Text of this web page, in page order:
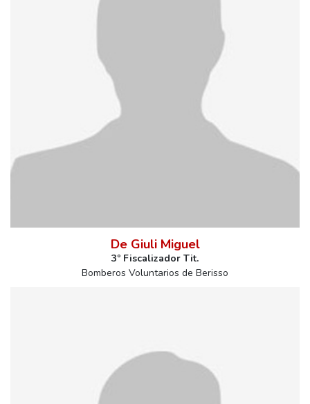
De Giuli Miguel
3º Fiscalizador Tit.
Bomberos Voluntarios de Berisso